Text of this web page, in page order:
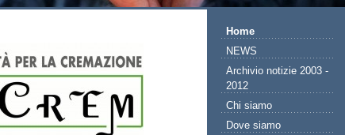
Home
NEWS
Archivio notizie 2003 -
2012
Chi siamo
Dove siamo